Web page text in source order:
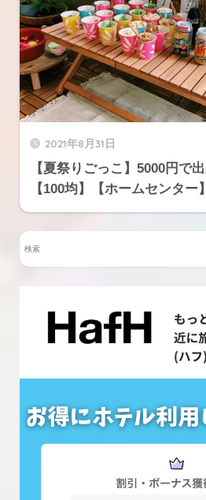
2021年8月31日
【夏祭りごっこ】5000円で
【100均】【ホームセンター】